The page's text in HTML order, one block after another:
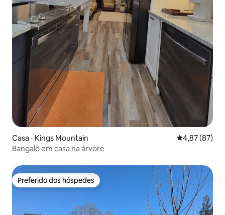
Casa ⋅ Kings Mountain 4,87 de uma
4,87 (87)
Bangalô em casa na árvore
Preferido dos hóspedes
Preferido dos hóspedes